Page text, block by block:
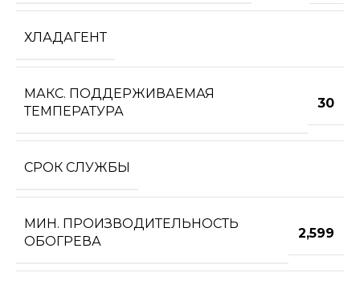
ХЛАДАГЕНТ
МАКС. ПОДДЕРЖИВАЕМАЯ
ТЕМПЕРАТУРА
30
СРОК СЛУЖБЫ
МИН. ПРОИЗВОДИТЕЛЬНОСТЬ
ОБОГРЕВА
2,599